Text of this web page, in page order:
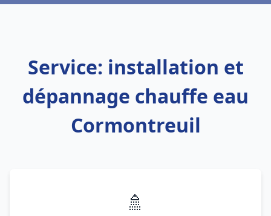
Service: installation et
dépannage chauffe eau
Cormontreuil
🚿